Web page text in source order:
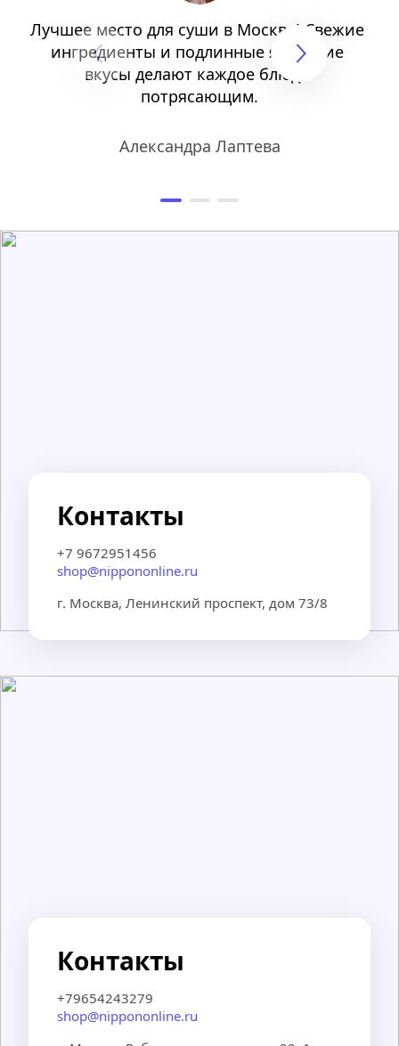
Лучшее место для суши в Москве! Свежие
ингредиенты и подлинные японские
вкусы делают каждое блюдо
потрясающим.
Александра Лаптева
Контакты
+7 9672951456
shop@nippononline.ru
г. Москва, Ленинский проспект, дом 73/8
Контакты
+79654243279
shop@nippononline.ru